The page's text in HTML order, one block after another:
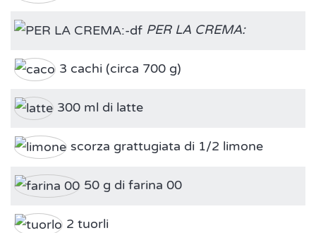
PER LA CREMA:
3 cachi (circa 700 g)
300 ml di latte
scorza grattugiata di 1/2 limone
50 g di farina 00
2 tuorli